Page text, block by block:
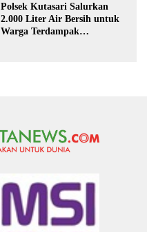
Polsek Kutasari Salurkan
2.000 Liter Air Bersih untuk
Warga Terdampak